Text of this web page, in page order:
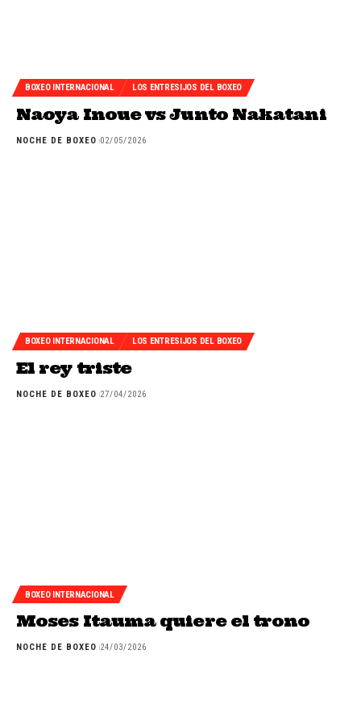
BOXEO INTERNACIONAL LOS ENTRESIJOS DEL BOXEO
Naoya Inoue vs Junto Nakatani
NOCHE DE BOXEO 02/05/2026
BOXEO INTERNACIONAL LOS ENTRESIJOS DEL BOXEO
El rey triste
NOCHE DE BOXEO 27/04/2026
BOXEO INTERNACIONAL
Moses Itauma quiere el trono
NOCHE DE BOXEO 24/03/2026